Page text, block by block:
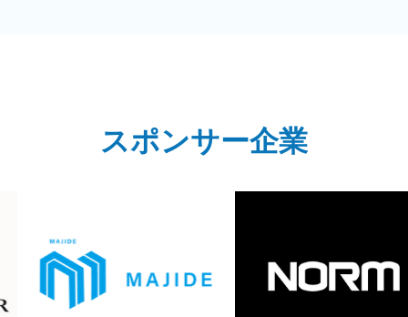
スポンサー企業